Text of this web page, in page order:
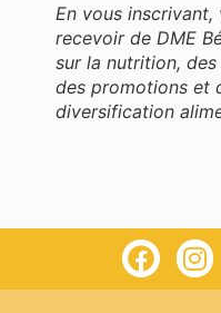
En vous
recevoir de DME
sur la nutrition,
des promotions et
diversification